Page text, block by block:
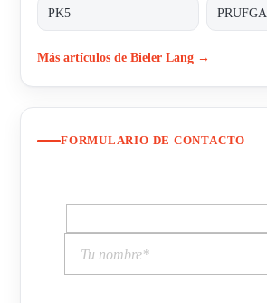
PK5
Más artículos de Bieler Lang →
FORMULARIO DE CONTACTO